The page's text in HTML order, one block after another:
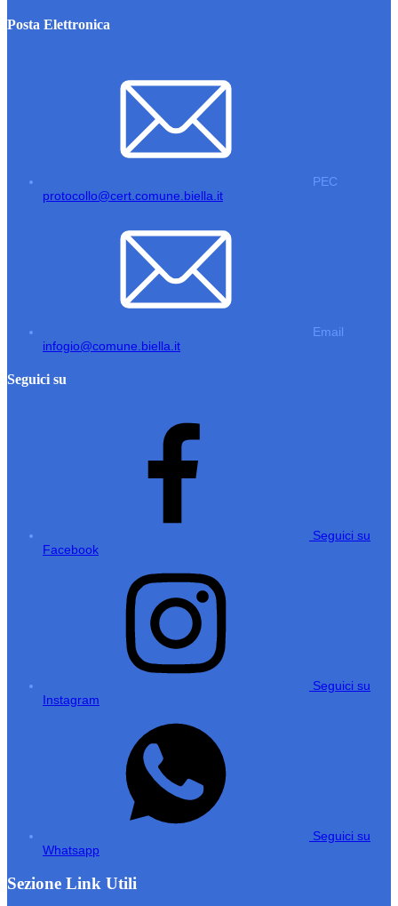
Posta Elettronica
PEC
protocollo@cert.comune.biella.it
Email
infogio@comune.biella.it
Seguici su
Seguici su
Facebook
Seguici su
Instagram
Seguici su
Whatsapp
Sezione Link Utili